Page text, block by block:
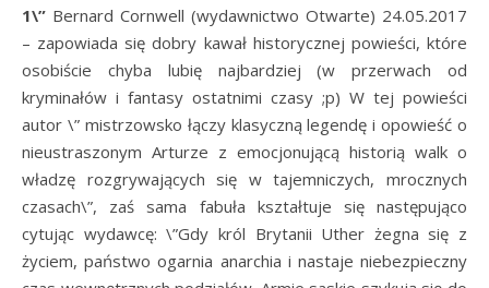
1\” Bernard Cornwell (wydawnictwo Otwarte) 24.05.2017
– zapowiada się dobry kawał historycznej powieści, które
osobiście chyba lubię najbardziej (w przerwach od
kryminałów i fantasy ostatnimi czasy ;p) W tej powieści
autor \”mistrzowsko łączy klasyczną legendę i opowieść o
nieustraszonym Arturze z emocjonującą historią walk o
władzę rozgrywających się w tajemniczych, mrocznych
czasach\”, zaś sama fabuła kształtuje się następująco
cytując wydawcę: \”Gdy król Brytanii Uther żegna się z
życiem, państwo ogarnia anarchia i nastaje niebezpieczny